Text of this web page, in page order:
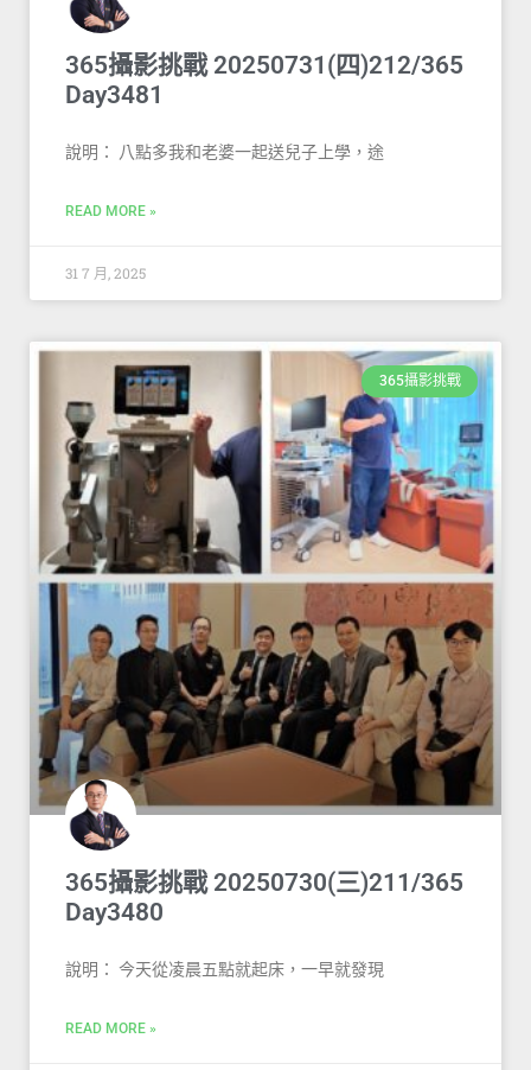
365攝影挑戰 20250731(四)212/365
Day3481
說明： 八點多我和老婆一起送兒子上學，途
READ MORE »
31 7 月, 2025
365攝影挑戰
365攝影挑戰 20250730(三)211/365
Day3480
說明： 今天從凌晨五點就起床，一早就發現
READ MORE »